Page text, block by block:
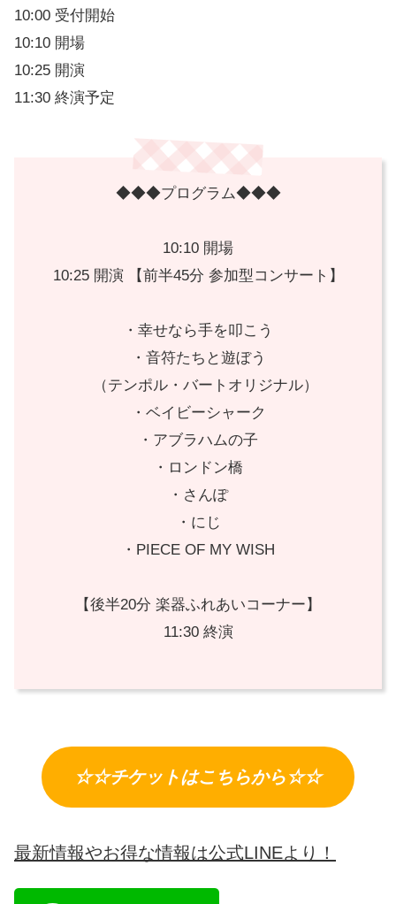
10:00 受付開始
10:10 開場
10:25 開演
11:30 終演予定
◆◆◆プログラム◆◆◆
10:10 開場
10:25 開演 【前半45分 参加型コンサート】
・幸せなら手を叩こう
・音符たちと遊ぼう
（テンポル・バートオリジナル）
・ベイビーシャーク
・アブラハムの子
・ロンドン橋
・さんぽ
・にじ
・PIECE OF MY WISH
【後半20分 楽器ふれあいコーナー】
11:30 終演
☆☆チケットはこちらから☆☆
最新情報やお得な情報は公式LINEより！